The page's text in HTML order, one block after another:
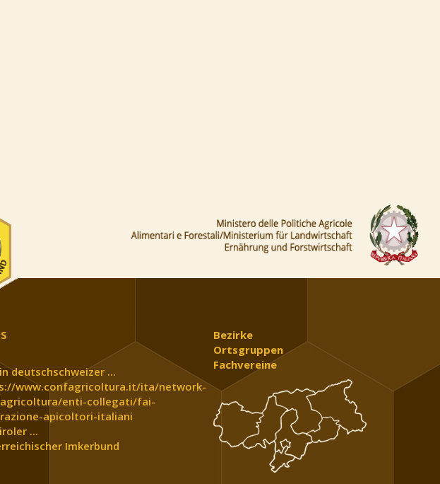
deutschschweizer ...
www.confagricoltura.it/ita/network-
enti-collegati/fai-
apicoltori-italiani
...
Imkerbund
Bezirke
Ortsgruppen
Fachvereine